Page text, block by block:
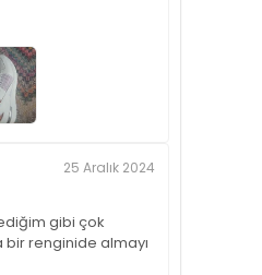
25 Aralık 2024
gibi çok
renginide almayı